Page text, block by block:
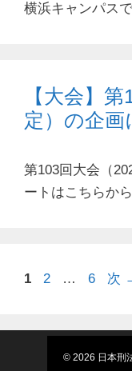
横浜キャンパス
【大会】
定）の企画
第103回大会（
ートはこちらか
ペ
1
ペ
2 …
ペ
6 次
© 2026 日本刑